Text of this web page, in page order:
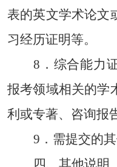
表的英文学术论文
习经历证明等。
8 ． 综合能力
报考领域相关的学
利或专著、咨询报
9 ． 需提交的其
四、其他说明